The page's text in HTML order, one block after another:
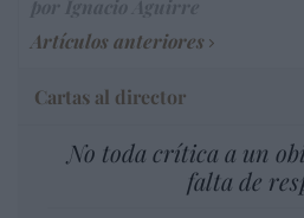
Artículos anteriores
Cartas al director
No toda crítica a un
falta de